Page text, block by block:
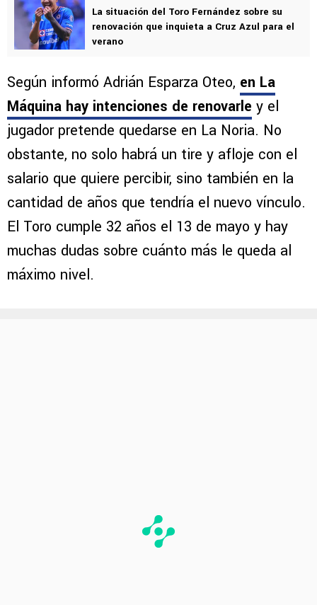
La situación del Toro Fernández sobre su
renovación que inquieta a Cruz Azul para el
verano
Según informó Adrián Esparza Oteo, en La
Máquina hay intenciones de renovarle y el
jugador pretende quedarse en La Noria. No
obstante, no solo habrá un tire y afloje con el
salario que quiere percibir, sino también en la
cantidad de años que tendría el nuevo vínculo.
El Toro cumple 32 años el 13 de mayo y hay
muchas dudas sobre cuánto más le queda al
máximo nivel.